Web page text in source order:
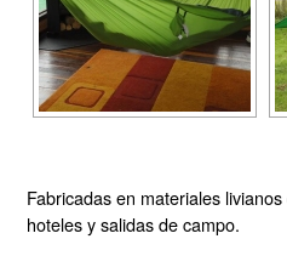
Isla Gorgona
Puerto Carreño
Puerto España (La Barra)
Río Meta
Fabricadas en materiales
hoteles y salidas de campo.